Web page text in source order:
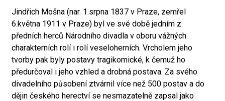
Jindřich Mošna (nar. 1.srpna 1837 v Praze, zemřel
6.května 1911 v Praze) byl ve své době jedním z
předních herců Národního divadla v oboru vážných
charakterních rolí i rolí veseloherních. Vrcholem jeho
tvorby pak byly postavy tragikomické, k čemuž ho
předurčoval i jeho vzhled a drobná postava. Za svého
divadelního působení ztvárnil více než 500 postav a do
dějin českého herectví se nesmazatelně zapsal jako